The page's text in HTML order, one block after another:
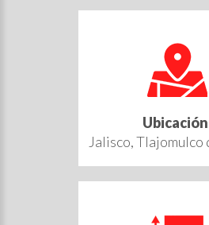
Jalisco, Tlajomulco